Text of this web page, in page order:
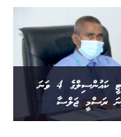
އައްޑޫ ސިޓީ ކައުންސިލްގެ 4 ވަނަ